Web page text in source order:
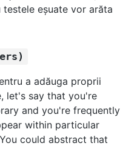
eșuate vor arăta
a adăuga proprii
let's say that you're
and you're frequently
within particular
could abstract that